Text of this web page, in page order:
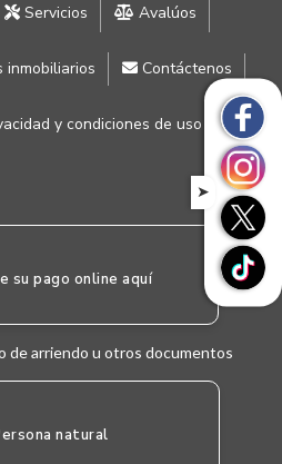
Servicios Avalúos
inmobiliarios Contáctenos
y condiciones de uso
su pago online aquí
de arriendo u otros documentos
natural
➤